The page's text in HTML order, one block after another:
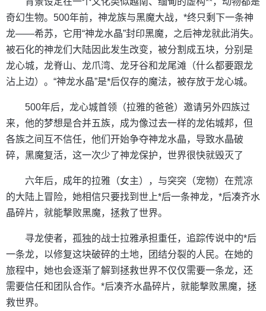
奇幻生物。500年前，神龙族与黑魔大战，*终只剩下一条神
龙——希苏，它用“神龙水晶”封印黑魔，之后神龙就此消失。
被石化的神龙们大陆因此发生改变，被分割成五块，分别是
龙心城，龙脊山、龙爪湾、龙牙谷和龙尾滩（什么都要跟龙
沾上边）。“神龙水晶”是*后仅存的魔法，被存放于龙心城。
500年后，龙心城首领（拉雅的爸爸）邀请另外四族过
来，他的梦想是合并五族，成为像过去一样的龙佑城邦，但
各族之间互不信任，他们开始争夺神龙水晶，导致水晶破
碎，黑魔复活，这一次少了神龙保护，世界很快就毁灭了
六年后，成年的拉雅（女主），与突突（宠物）在荒凉
的大陆上冒险，她相信只要找到世上*后一条神龙，*后凑齐水
晶碎片，就能撃败黑魔，拯救了世界。
寻龙使者，孤独的战士拉雅承担重任，追踪传说中的*后
一条龙，以修复这块破碎的土地，团结分裂的人民。在她的
旅程中，她也会逐渐了解到拯救世界不仅仅需要一条龙，还
需要信任和团队合作。*后凑齐水晶碎片，就能撃败黑魔，拯
救世界。